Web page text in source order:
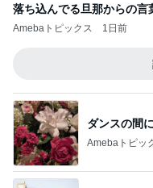
落ち込んでる旦那からの言
Amebaトピックス 1日前
ダンスの間
Amebaトピッ